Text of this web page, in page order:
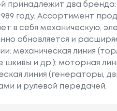
принадлежит два
году. Ассортимент
в себя механическую,
обновляется и
механическая линия
и др.); моторная
линия (генераторы,
и рулевой передачей.